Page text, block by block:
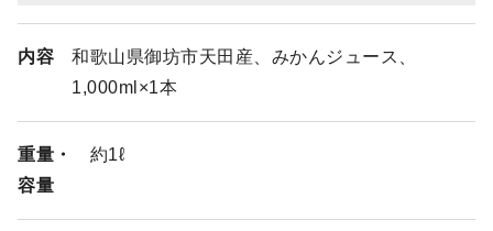
内容
和歌山県御坊市天田産、みかんジュース、
1,000ml×1本
重量・
容量
約1ℓ